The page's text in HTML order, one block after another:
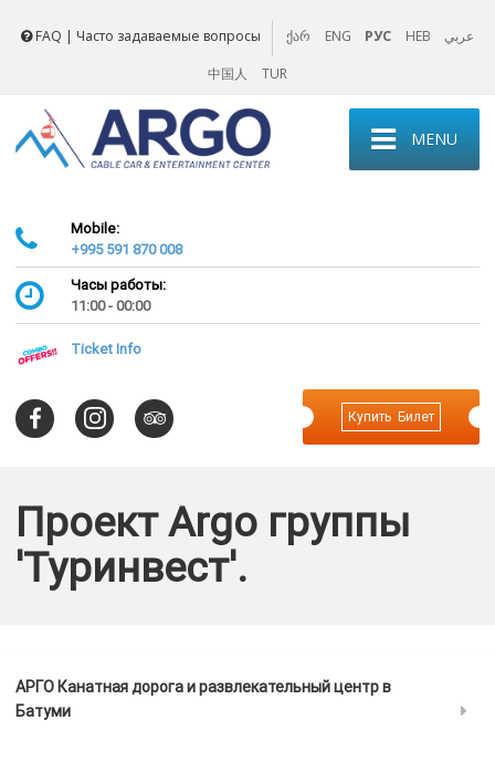
FAQ | Часто задаваемые вопросы ქარ ENG РУС HEB عربي
中国人 TUR
MENU
Mobile:
+995 591 870 008
Часы работы:
11:00 - 00:00
Ticket Info
Купить Билет
Проект Argo группы
'Туринвест'.
АРГО Канатная дорога и развлекательный центр в
Батуми